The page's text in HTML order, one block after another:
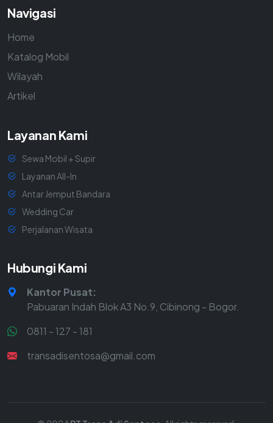
Navigasi
Home
Katalog Mobil
Wilayah
Artikel
Layanan Kami
Sewa Mobil + Supir
Layanan All-In
Antar Jemput Bandara
Wedding Car
Perjalanan Wisata
Hubungi Kami
Kantor Pusat:
Pabuaran Indah Blok A3 No.9, Cibinong - Bogor.
0811 - 127 - 181
transadisentosa@gmail.com